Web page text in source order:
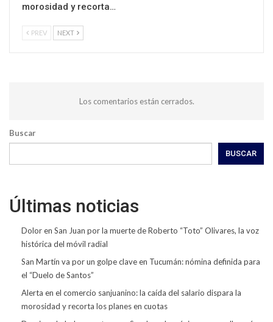
morosidad y recorta…
PREV NEXT
Los comentarios están cerrados.
Buscar
BUSCAR
Últimas noticias
Dolor en San Juan por la muerte de Roberto “Toto” Olivares, la voz
histórica del móvil radial
San Martín va por un golpe clave en Tucumán: nómina definida para
el “Duelo de Santos”
Alerta en el comercio sanjuanino: la caída del salario dispara la
morosidad y recorta los planes en cuotas